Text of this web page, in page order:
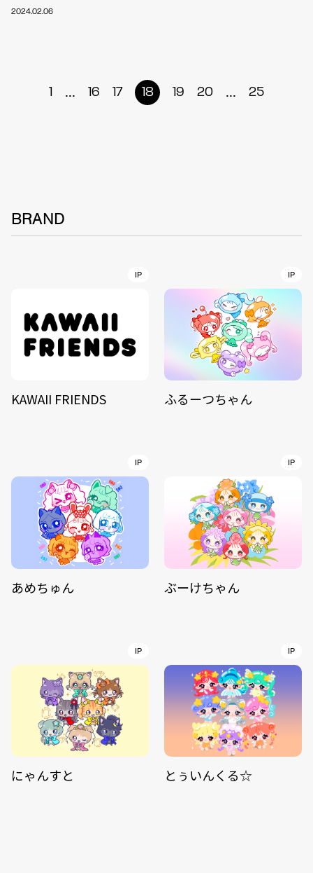
2024.02.06
1 ... 16 17 18 19 20 ... 25
BRAND
IP
KAWAII FRIENDS
IP
ふるーつちゃん
IP
あめちゅん
IP
ぶーけちゃん
IP
にゃんすと
IP
とぅいんくる☆